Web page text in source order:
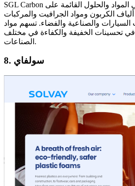
SGL Carbon هو رائد عالمي في المواد والحلول القائمة على
ألياف الكربون ومواد الجرافيت والمركبات
والصناعية والفضاء. تسهم مواد
في تحسينات الخفيفة والكفاءة في مختلف
الصناعات.
8. سولفاي